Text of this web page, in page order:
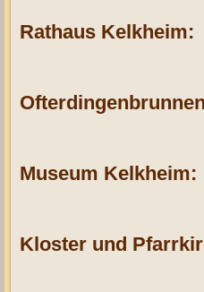
Rathaus Kelkheim:
Museum Kelkheim:
Kloster und